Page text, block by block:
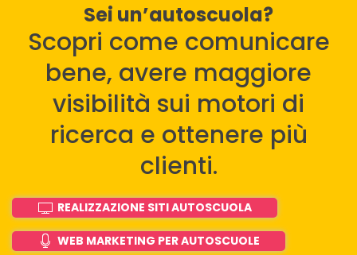
Sei un’autoscuola?
Scopri come comunicare
bene, avere maggiore
visibilità sui motori di
ricerca e ottenere più
clienti.
REALIZZAZIONE SITI AUTOSCUOLA
WEB MARKETING PER AUTOSCUOLE